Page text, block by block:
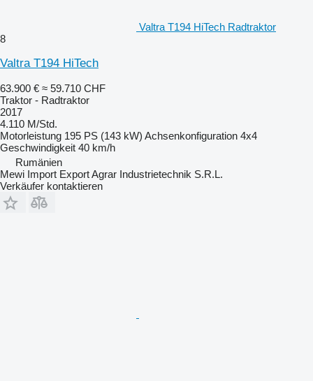
Valtra T194 HiTech Radtraktor
8
Valtra T194 HiTech
63.900 € ≈ 59.710 CHF
Traktor - Radtraktor
2017
4.110 M/Std.
Motorleistung 195 PS (143 kW) Achsenkonfiguration 4x4
Geschwindigkeit 40 km/h
Rumänien
Mewi Import Export Agrar Industrietechnik S.R.L.
Verkäufer kontaktieren